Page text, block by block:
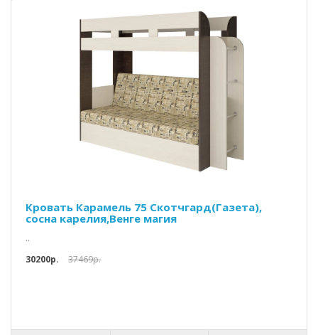
Кровать Карамель 75 Скотчгард(Газета),
сосна карелия,Венге магия
..
30200p.
37469p.